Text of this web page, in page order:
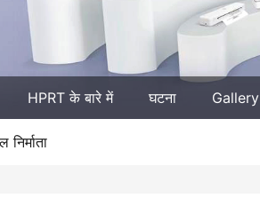
HPRT के बारे में घटना Gallery